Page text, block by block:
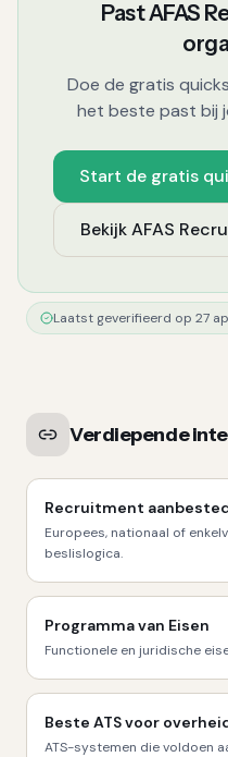
PastAFAS
Doe de gratis
het beste past bij
Start de gratis
BekijkAFAS
Laatst geverifieerd op 27
Verdiepende
Recruitment
Europees, nationaal of
beslislogica.
Programma van Eisen
Functionele en juridische
Beste ATS voor
ATS-systemen die voldoen